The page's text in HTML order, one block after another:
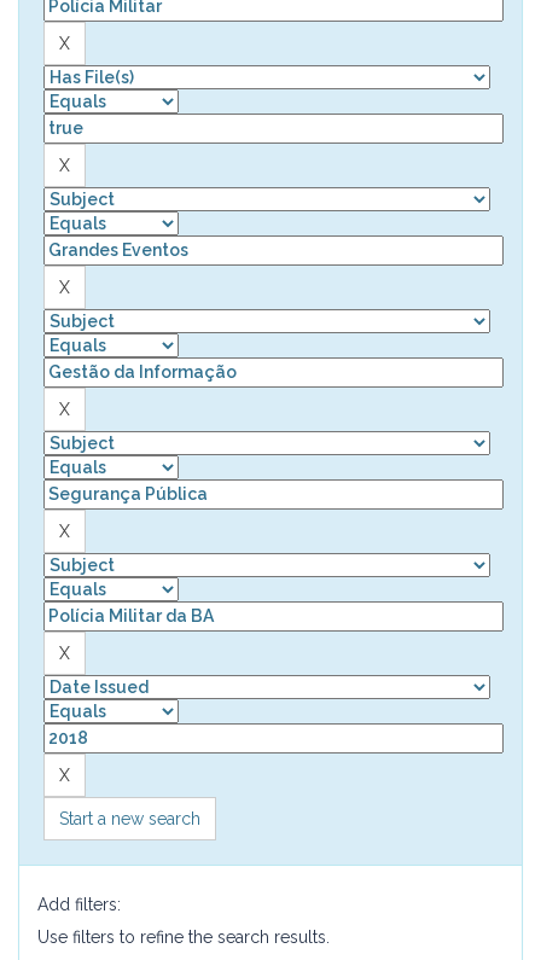
Start a new search
Add filters:
Use filters to refine the search results.